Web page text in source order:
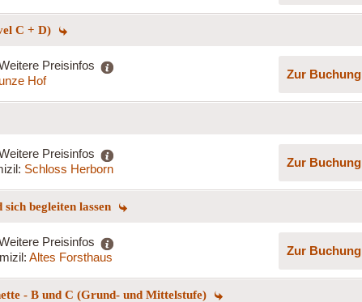
C + D)
Preisinfos
Hof Zur Buchung
Preisinfos
Schloss Herborn Zur Buchung
begleiten lassen
Preisinfos
Altes Forsthaus Zur Buchung
- B und C (Grund- und Mittelstufe)